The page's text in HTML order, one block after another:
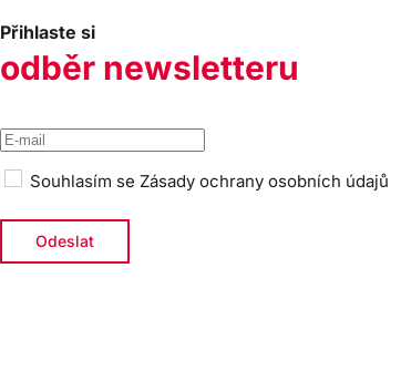
Přihlaste si
odběr newsletteru
Souhlasím se Zásady ochrany osobních údajů